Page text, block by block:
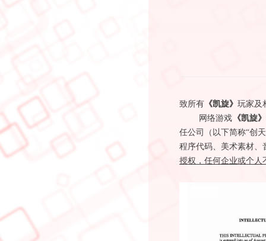
致所有 《凯旋》 玩家及
网络游戏 《凯旋》
任公司（以下简称“创
程序代码、美术素材、
授权， 任何企业或个人